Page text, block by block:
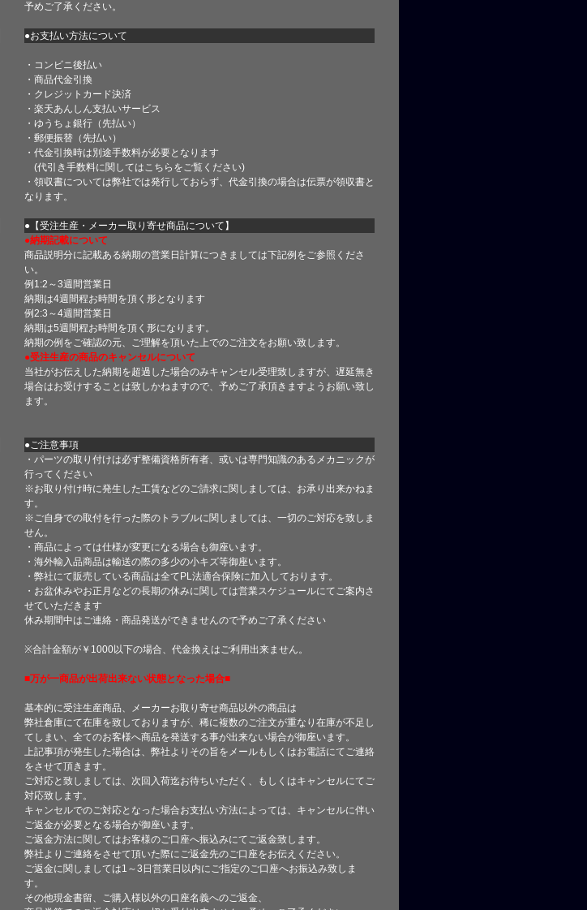
予めご了承ください。
●お支払い方法について
・コンビニ後払い
・商品代金引換
・クレジットカード決済
・楽天あんしん支払いサービス
・ゆうちょ銀行（先払い）
・郵便振替（先払い）
・代金引換時は別途手数料が必要となります
(代引き手数料に関してはこちら をご覧ください)
・領収書については弊社では発行しておらず、代金引換の場合は伝票が領収書と
なります。
●【受注生産・メーカー取り寄せ商品について】
●納期記載について
商品説明分に記載ある納期の営業日計算につきましては下記例をご参照くださ
い。
例1:2～3週間営業日
納期は4週間程お時間を頂く形となります
例2:3～4週間営業日
納期は5週間程お時間を頂く形になります。
納期の例をご確認の元、ご理解を頂いた上でのご注文をお願い致します。
●受注生産の商品のキャンセルについて
当社がお伝えした納期を超過した場合のみキャンセル受理致しますが、遅延無き
場合はお受けすることは致しかねますので、予めご了承頂きますようお願い致し
ます。
●ご注意事項
・パーツの取り付けは必ず整備資格所有者、或いは専門知識のあるメカニックが
行ってください
※お取り付け時に発生した工賃などのご請求に関しましては、お承り出来かねま
す。
※ご自身での取付を行った際のトラブルに関しましては、一切のご対応を致しま
せん。
・商品によっては仕様が変更になる場合も御座います。
・海外輸入品商品は輸送の際の多少の小キズ等御座います。
・弊社にて販売している商品は全てPL法適合保険に加入しております。
・お盆休みやお正月などの長期の休みに関しては営業スケジュールにてご案内さ
せていただきます
休み期間中はご連絡・商品発送ができませんので予めご了承ください
※合計金額が￥1000以下の場合、代金換えはご利用出来ません。
■万が一商品が出荷出来ない状態となった場合■
基本的に受注生産商品、メーカーお取り寄せ商品以外の商品は
弊社倉庫にて在庫を致しておりますが、稀に複数のご注文が重なり在庫が不足し
てしまい、全てのお客様へ商品を発送する事が出来ない場合が御座います。
上記事項が発生した場合は、弊社よりその旨をメールもしくはお電話にてご連絡
をさせて頂きます。
ご対応と致しましては、次回入荷迄お待ちいただく、もしくはキャンセルにてご
対応致します。
キャンセルでのご対応となった場合お支払い方法によっては、キャンセルに伴い
ご返金が必要となる場合が御座います。
ご返金方法に関してはお客様のご口座へ振込みにてご返金致します。
弊社よりご連絡をさせて頂いた際にご返金先のご口座をお伝えください。
ご返金に関しましては1～3日営業日以内にご指定のご口座へお振込み致しま
す。
その他現金書留、ご購入様以外の口座名義へのご返金、